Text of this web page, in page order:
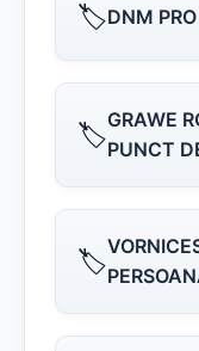
🏷️DNM
🏷️GRAWE
PUNCT
🏷️